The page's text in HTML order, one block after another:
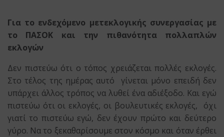
Για το ενδεχόμενο μετεκλογικής συνεργασίας με
το ΠΑΣΟΚ και την πιθανότητα πολλαπλών
εκλογών
Δεν πιστεύω ότι ο τόπος χρειάζεται πολλές εκλογές.
Στο τέλος της ημέρας αυτό γίνεται μόνο επειδή δεν
υπάρχει άλλος τρόπος να λυθεί ένα αδιέξοδο. Και εγώ
πιστεύω ότι οι εκλογές, οι βουλευτικές εκλογές, όχι
γιατί το πιστεύω εγώ, δεν έχουν πρώτο και δεύτερο
γύρο. Να το ξεκαθαρίσουμε στον κόσμο και όταν έρθει